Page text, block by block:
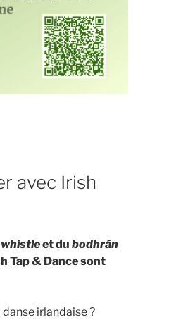
avec Irish
et du bodhrán
Tap & Dance sont
irlandaise ?